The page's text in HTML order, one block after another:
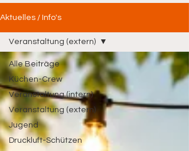
Aktuelles / Info's
Alle Beiträge
Küchen-Crew
Veranstaltung (intern)
Veranstaltung (extern)
Jugend
Druckluft-Schützen
Veranstaltung (extern)